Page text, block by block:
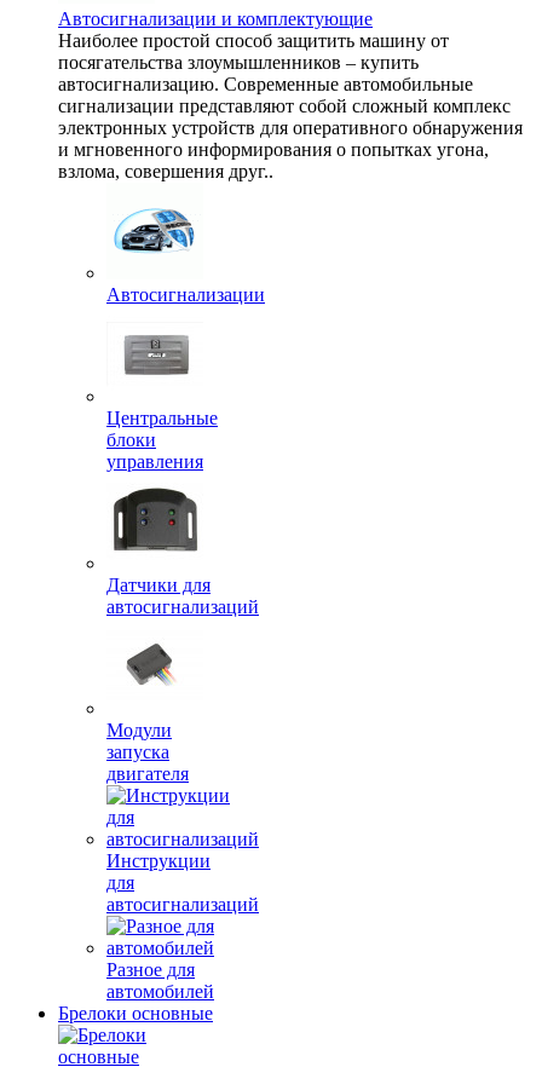
Автосигнализации и комплектующие
Наиболее простой способ защитить машину от
посягательства злоумышленников – купить
автосигнализацию. Современные автомобильные
сигнализации представляют собой сложный комплекс
электронных устройств для оперативного обнаружения
и мгновенного информирования о попытках угона,
взлома, совершения друг..
Автосигнализации
Центральные
блоки
управления
Датчики для
автосигнализаций
Модули
запуска
двигателя
Инструкции
для
автосигнализаций
Разное для
автомобилей
Брелоки основные